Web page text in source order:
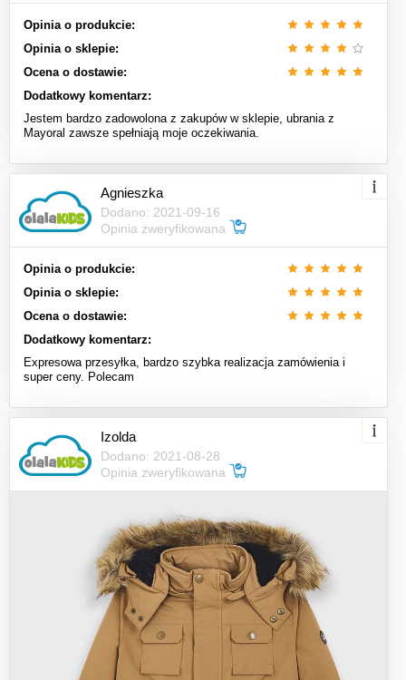
Opinia o produkcie:
Opinia o sklepie:
Ocena o dostawie:
Dodatkowy komentarz:
Jestem bardzo zadowolona z zakupów w sklepie, ubrania z
Mayoral zawsze spełniają moje oczekiwania.
Agnieszka
Dodano: 2021-09-16
Opinia zweryfikowana
Opinia o produkcie:
Opinia o sklepie:
Ocena o dostawie:
Dodatkowy komentarz:
Expresowa przesyłka, bardzo szybka realizacja zamówienia i
super ceny. Polecam
Izolda
Dodano: 2021-08-28
Opinia zweryfikowana